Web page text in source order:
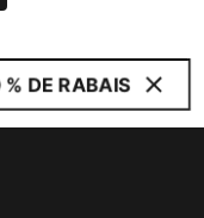
DE RABAIS